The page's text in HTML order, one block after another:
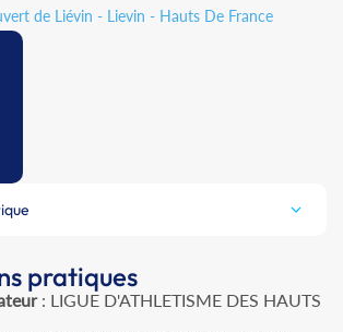
de Liévin - Lievin - Hauts De France
pratiques
: LIGUE D'ATHLETISME DES HAUTS